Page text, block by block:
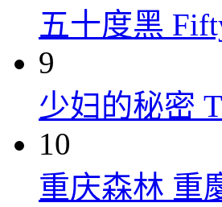
五十度黑
9
少妇的秘密
10
重庆森林 重